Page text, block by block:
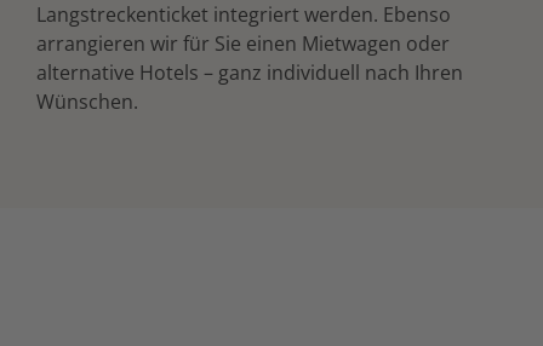
Langstreckenticket integriert werden. Ebenso
arrangieren wir für Sie einen Mietwagen oder
alternative Hotels – ganz individuell nach Ihren
Wünschen.